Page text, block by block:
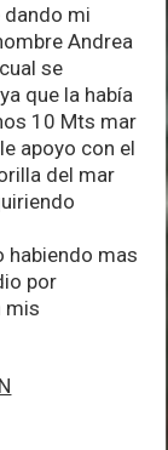
dando mi
Andrea
se
que la había
10 Mts mar
apoyo con el
del mar
mas
por
mis